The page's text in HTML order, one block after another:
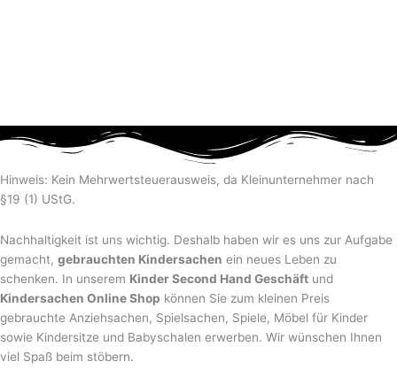
Hinweis: Kein Mehrwertsteuerausweis, da Kleinunternehmer nach
§19 (1) UStG.
Nachhaltigkeit ist uns wichtig. Deshalb haben wir es uns zur Aufgabe
gemacht, gebrauchten Kindersachen ein neues Leben zu
schenken. In unserem Kinder Second Hand Geschäft und
Kindersachen Online Shop können Sie zum kleinen Preis
gebrauchte Anziehsachen, Spiel­sachen, Spiele, Möbel für Kinder
sowie Kindersitze und Babyschalen erwerben. Wir wünschen Ihnen
viel Spaß beim stöbern.